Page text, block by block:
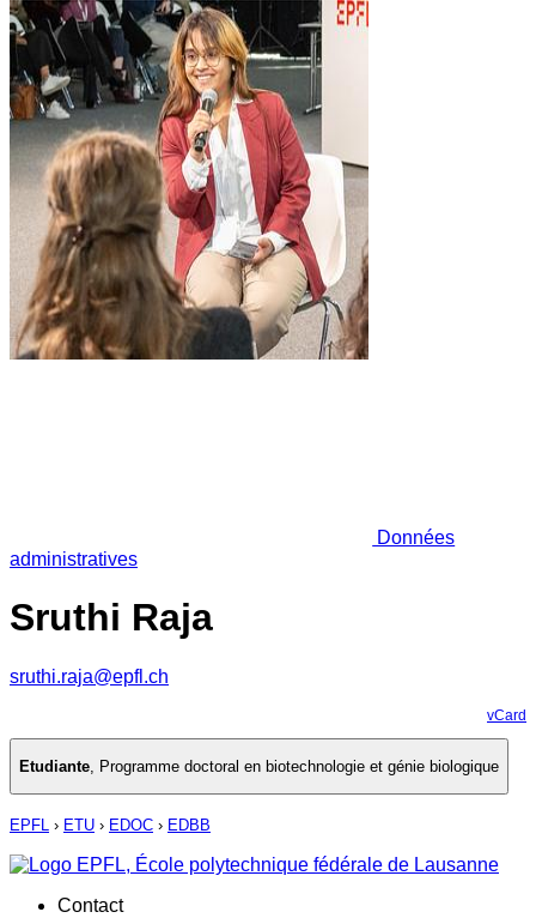
Données
administratives
Sruthi Raja
sruthi.raja@epfl.ch
vCard
Etudiante, Programme doctoral en biotechnologie et génie biologique
EPFL › ETU › EDOC › EDBB
Contact